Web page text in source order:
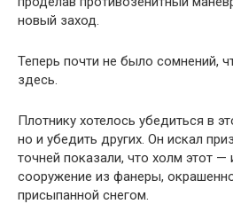
новый заход.
Теперь почти не было сомнений,
здесь.
Плотнику хотелось убедиться в
но и убедить других. Он искал
точней показали, что холм этот —
сооружение из фанеры,
присыпанной снегом.